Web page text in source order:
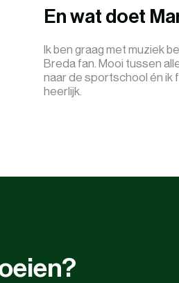
En wat doet
Ik ben graag met muziek
Breda fan. Mooi tussen
naar de sportschool én ik
heerlijk.